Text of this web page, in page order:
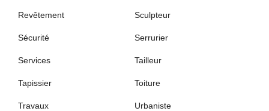
Revêtement Sculpteur
Sécurité Serrurier
Services Tailleur
Tapissier Toiture
Travaux Urbaniste